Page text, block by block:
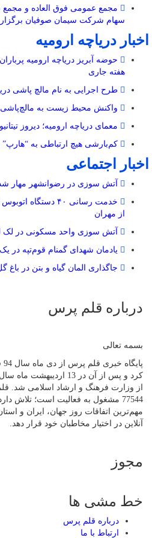
مجمع عمومی فوق العاده و مجمع
سهام شرکت سیمان صوفیان برگزار
اخبار دریاچه ارومیه
حوضه آبریز دریاچه ارومیه
هفته جاری
طرح اجرایی به نام مالچ پاشی
واکنش محیط زیست به مالچ‌پاشی
معمای دریاچه ارومیه؛ دیروز
کم‌بارشی هیچ ارتباطی به “هارپ”
اخبار اجتماعی
آتش سوزی در رضوانشهر مهار
خدمت رسانی ۴۰
از مهران
آتش سوزی واحد مسکونی در لک
یادمان شهدای گمنام قوم‌تپه در
جاگذاری المان گیاه و بتن در باغ
درباره قلم پرس
بسمه تعالی
از وزارت فرهنگ و ارشاد اسلامی شد.
77544 مشغول به فعالیت است؛ تلاش
مهم‌ترین اتفاقات روز جهان، ایران و
آنلاین در اختیار مخاطبان خود قرار دهد.
مجوز
خط مشی ها
درباره قلم پرس
ارتباط با ما